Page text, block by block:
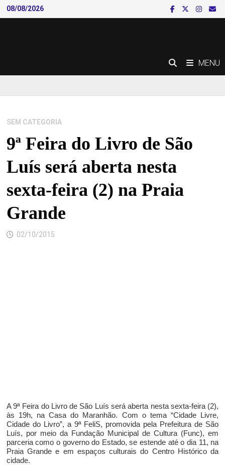
Skip
to
08/08/2026
MENU
SEM CATEGORIA
9ª Feira do Livro de São
Luís será aberta nesta
sexta-feira (2) na Praia
Grande
02/10/2015
A 9ª Feira do Livro de São Luís será aberta nesta sexta-feira (2),
às 19h, na Casa do Maranhão. Com o tema “Cidade Livre,
Cidade do Livro”, a 9ª FeliS, promovida pela Prefeitura de São
Luís, por meio da Fundação Municipal de Cultura (Func), em
parceria como o governo do Estado, se estende até o dia 11, na
Praia Grande e em espaços culturais do Centro Histórico da
cidade.